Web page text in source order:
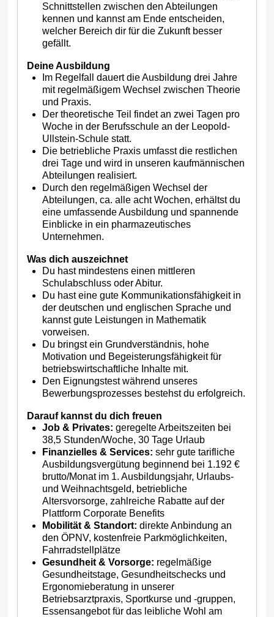
Schnittstellen zwischen den Abteilungen
kennen und kannst am Ende entscheiden,
welcher Bereich dir für die Zukunft besser
gefällt.
Deine Ausbildung
Im Regelfall dauert die Ausbildung drei Jahre
mit regelmäßigem Wechsel zwischen Theorie
und Praxis.
Der theoretische Teil findet an zwei Tagen pro
Woche in der Berufsschule an der Leopold-
Ullstein-Schule statt.
Die betriebliche Praxis umfasst die restlichen
drei Tage und wird in unseren kaufmännischen
Abteilungen realisiert.
Durch den regelmäßigen Wechsel der
Abteilungen, ca. alle acht Wochen, erhältst du
eine umfassende Ausbildung und spannende
Einblicke in ein pharmazeutisches
Unternehmen.
Was dich auszeichnet
Du hast mindestens einen mittleren
Schulabschluss oder Abitur.
Du hast eine gute Kommunikationsfähigkeit in
der deutschen und englischen Sprache und
kannst gute Leistungen in Mathematik
vorweisen.
Du bringst ein Grundverständnis, hohe
Motivation und Begeisterungsfähigkeit für
betriebswirtschaftliche Inhalte mit.
Den Eignungstest während unseres
Bewerbungsprozesses bestehst du erfolgreich.
Darauf kannst du dich freuen
Job & Privates: geregelte Arbeitszeiten bei
38,5 Stunden/Woche, 30 Tage Urlaub
Finanzielles & Services: sehr gute tarifliche
Ausbildungsvergütung beginnend bei 1.192 €
brutto/Monat im 1. Ausbildungsjahr, Urlaubs-
und Weihnachtsgeld, betriebliche
Altersvorsorge, zahlreiche Rabatte auf der
Plattform Corporate Benefits
Mobilität & Standort: direkte Anbindung an
den ÖPNV, kostenfreie Parkmöglichkeiten,
Fahrradstellplätze
Gesundheit & Vorsorge: regelmäßige
Gesundheitstage, Gesundheitschecks und
Ergonomieberatung in unserer
Betriebsarztpraxis, Sportkurse und -gruppen,
Essensangebot für das leibliche Wohl am